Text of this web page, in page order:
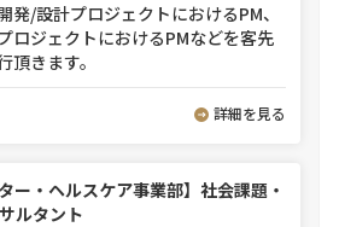
発/設計プロジェクトにおけるPM、
ロジェクトにおけるPMなどを客先
頂きます。
詳細を見る
ー・ヘルスケア事業部】社会課題・
ルタント